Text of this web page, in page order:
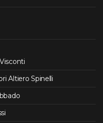
Altiero Spinelli